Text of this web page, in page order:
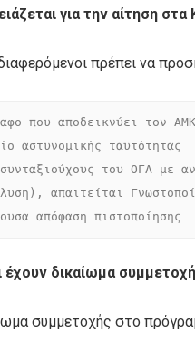
για την αίτηση στα
πρέπει να
που αποδεικνύει τον
αστυνομικής ταυτότητας
του ΟΓΑ με
απαιτείται
απόφαση πιστοποίησης
έχουν δικαίωμα
συμμετοχής στο